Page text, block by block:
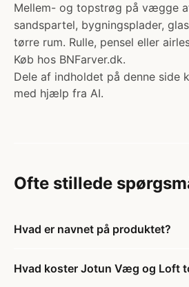
Mellem- og topstrøg på vægge
sandspartel, bygningsplader,
tørre rum. Rulle, pensel eller
Køb hos BNFarver.dk.
Dele af indholdet på denne side
med hjælp fra AI.
Ofte stillede
Hvad er navnet på produktet?
Hvad koster Jotun Væg og Loft